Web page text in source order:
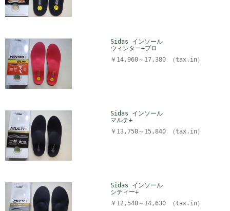
Sidas インソール
ウィンター+プロ
￥14,960～17,380 （tax.in）
Sidas インソール
マルチ+
￥13,750～15,840 （tax.in）
Sidas インソール
シティー+
￥12,540～14,630 （tax.in）